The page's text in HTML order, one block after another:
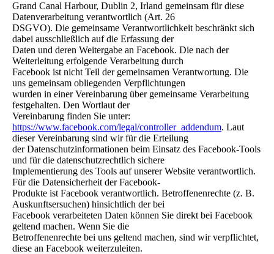
Grand Canal Harbour, Dublin 2, Irland gemeinsam für diese
Datenverarbeitung verantwortlich (Art. 26
DSGVO). Die gemeinsame Verantwortlichkeit beschränkt sich
dabei ausschließlich auf die Erfassung der
Daten und deren Weitergabe an Facebook. Die nach der
Weiterleitung erfolgende Verarbeitung durch
Facebook ist nicht Teil der gemeinsamen Verantwortung. Die
uns gemeinsam obliegenden Verpflichtungen
wurden in einer Vereinbarung über gemeinsame Verarbeitung
festgehalten. Den Wortlaut der
Vereinbarung finden Sie unter:
https://www.facebook.com/legal/controller_addendum. Laut
dieser Vereinbarung sind wir für die Erteilung
der Datenschutzinformationen beim Einsatz des Facebook-Tools
und für die datenschutzrechtlich sichere
Implementierung des Tools auf unserer Website verantwortlich.
Für die Datensicherheit der Facebook-
Produkte ist Facebook verantwortlich. Betroffenenrechte (z. B.
Auskunftsersuchen) hinsichtlich der bei
Facebook verarbeiteten Daten können Sie direkt bei Facebook
geltend machen. Wenn Sie die
Betroffenenrechte bei uns geltend machen, sind wir verpflichtet,
diese an Facebook weiterzuleiten.